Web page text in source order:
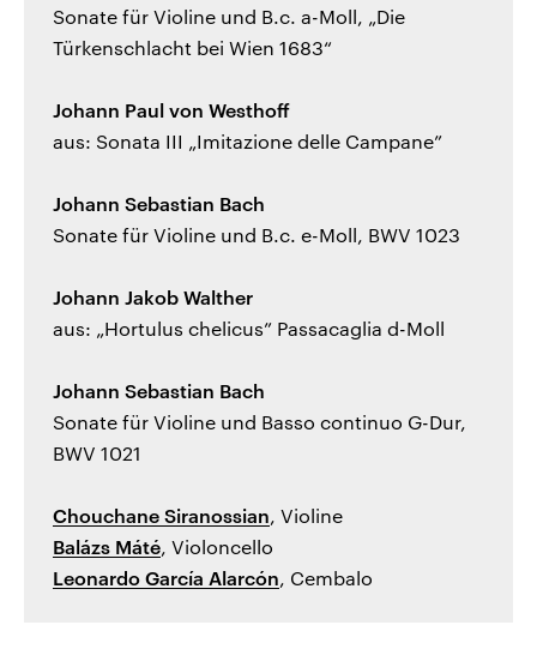
Sonate für Violine und B.c. a-Moll, „Die
Türkenschlacht bei Wien 1683“
Johann Paul von Westhoff
aus: Sonata III „Imitazione delle Campane”
Johann Sebastian Bach
Sonate für Violine und B.c. e-Moll, BWV 1023
Johann Jakob Walther
aus: „Hortulus chelicus” Passacaglia d-Moll
Johann Sebastian Bach
Sonate für Violine und Basso continuo G-Dur,
BWV 1021
Chouchane Siranossian, Violine
Balázs Máté, Violoncello
Leonardo García Alarcón, Cembalo